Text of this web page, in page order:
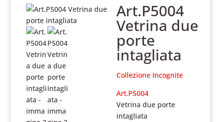
Art.P5004
Vetrina due
porte
intagliata
Collezione Incognite
Art.P5004
Vetrina due porte
intagliata